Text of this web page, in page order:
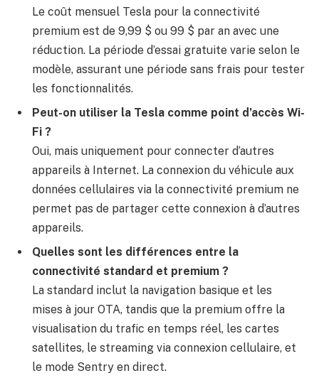
Le coût mensuel Tesla pour la connectivité
premium est de 9,99 $ ou 99 $ par an avec une
réduction. La période d’essai gratuite varie selon le
modèle, assurant une période sans frais pour tester
les fonctionnalités.
Peut-on utiliser la Tesla comme point d’accès Wi-
Fi ?
Oui, mais uniquement pour connecter d’autres
appareils à Internet. La connexion du véhicule aux
données cellulaires via la connectivité premium ne
permet pas de partager cette connexion à d’autres
appareils.
Quelles sont les différences entre la
connectivité standard et premium ?
La standard inclut la navigation basique et les
mises à jour OTA, tandis que la premium offre la
visualisation du trafic en temps réel, les cartes
satellites, le streaming via connexion cellulaire, et
le mode Sentry en direct.